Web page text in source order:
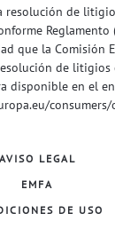
resolución de
Reglamento
que la Comisión
de litigios
disponible en el
consumers/
AVISO LEGAL
EMFA
DE USO